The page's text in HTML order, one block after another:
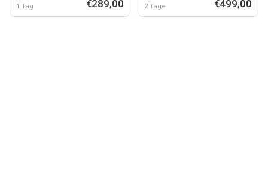
1 Tag €289,00 2 Tage €499,00